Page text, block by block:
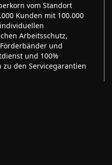
vom Standort
Kunden mit 100.000
Arbeitsschutz,
und
und 100%
den Servicegarantien